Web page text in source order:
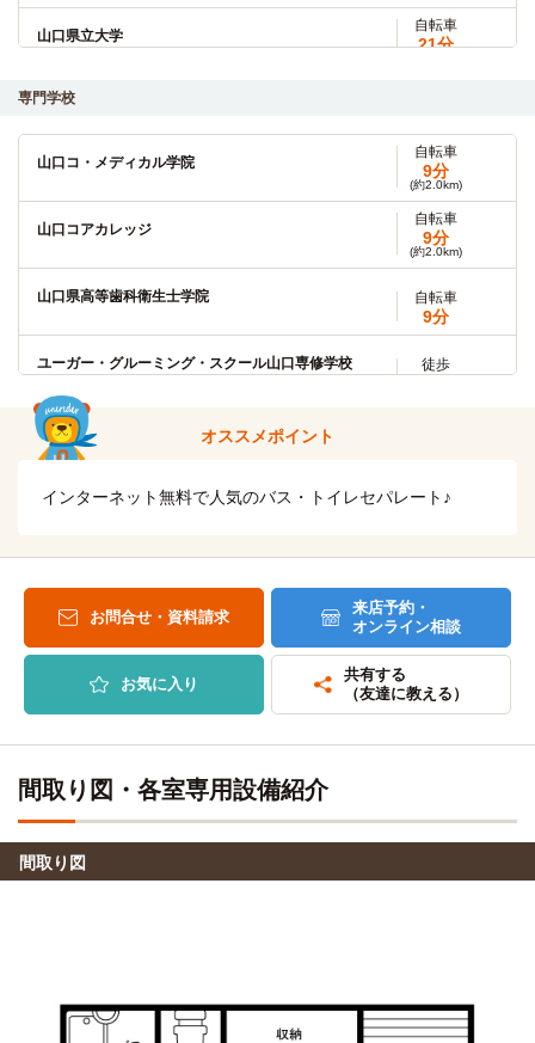
山口県立大学
自転車
21分
専門学校
山口コ・メディカル学院
自転車
9分
(約2.0km)
山口コアカレッジ
自転車
9分
(約2.0km)
山口県高等歯科衛生士学院 自転車
9分
ユーガー・グルーミング・スクール山口専修学校 徒歩
オススメポイント
インターネット無料で人気のバス・トイレセパレート♪
お問合せ・資料請求
来店予約・
オンライン相談
お気に入り
共有する
（友達に教える）
間取り図・各室専用設備紹介
間取り図